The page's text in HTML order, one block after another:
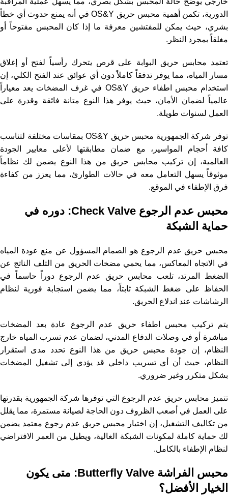
الدورية، تكمن أهمية محبس حريق OS&Y في أنه يمنع حدوث أي خطأ
بشري، حيث يمكن للمفتشين معرفة ما إذا كان المحبس مفتوحاً أو
مغلقاً بمجرد النظر.
تعتمد محابس حريق البوابة على قرص يتحرك رأسياً لفتح أو إغلاق
مسار المياه، مما يوفر تدفقاً كاملاً دون أي عوائق عند الفتح الكلي، إن
استخدام محبس اطفاء حريق OS&Y في غرف المضخات يعد معياراً
عالمياً لضمان الأمان، حيث يوفر هذا النوع متانة فائقة وقدرة على
العمل لسنوات طويلة.
توفر شركة الجمهورية محبس حريق OS&Y بمقاسات مختلفة لتناسب
كافة أحجام المواسير، مع ضمان مطابقتها لأعلى معايير الجودة
العالمية، إن تركيب محابس حريق من هذا النوع يضمن لك نظاماً
موثوقاً يسهل التعامل معه في حالات الطوارئ، مما يعزز من كفاءة
فرق الإطفاء في الموقع.
محبس عدم الرجوع Check Valve: دوره في
حماية الشبكة
محبس حريق عدم الرجوع هو الصمام المسؤول عن منع عودة المياه
في الاتجاه المعاكس، مما يحمي مضخات الحريق من التلف الناتج عن
الضغط المرتد، تلعب محابس حريق عدم الرجوع دوراً حاسماً في
الحفاظ على ضغط الشبكة ثابتاً، مما يضمن استجابة فورية لنظام
الرشاشات عند اندلاع الحريق.
يتم تركيب محبس اطفاء حريق عدم الرجوع عادة بعد المضخات
مباشرة أو في وصلات الدفاع المدني، لضمان عدم تسرب المياه خارج
النظام، إن جودة محبس حريق من هذا النوع تحدد مدى استقرار
النظام، حيث أن أي تسريب داخلي قد يؤدي إلى تشغيل المضخات
بشكل متكرر وغير ضروري.
تتميز محابس حريق عدم الرجوع التي توفرها شركة الجمهورية بقدرتها
على العمل في أصعب الظروف دون الحاجة لصيانة مستمرة، مما يقلل
من تكاليف التشغيل، إن اختيار محبس حريق عدم رجوع معتمد يضمن
لك حماية كاملة لمكونات الشبكة الغالية، ويطيل من العمر الافتراضي
لنظام الإطفاء بالكامل.
محبس الفراشة Butterfly Valve: متى يكون
الخيار الأفضل؟